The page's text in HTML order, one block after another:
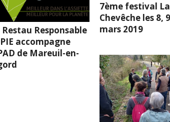
Responsable
accompagne
de Mareuil-en-
7ème festival La
Chevêche les 8,
mars 2019